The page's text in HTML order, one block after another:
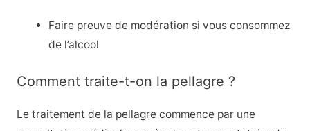
Faire preuve de modération si vous consommez
de l’alcool
Comment traite-t-on la pellagre ?
Le traitement de la pellagre commence par une